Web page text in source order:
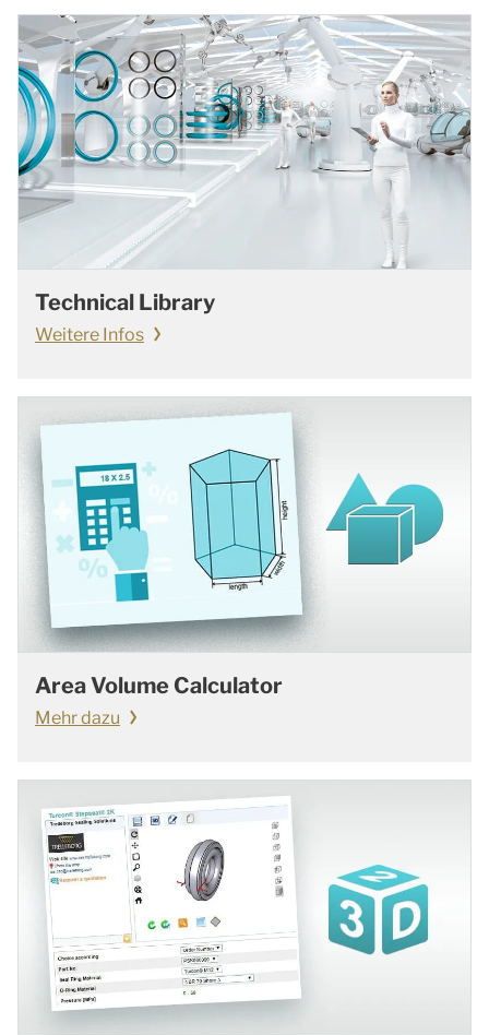
Technical Library
Weitere Infos
Area Volume Calculator
Mehr dazu